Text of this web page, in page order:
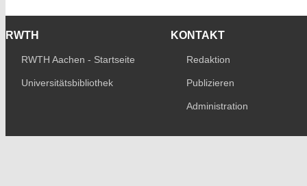
RWTH
RWTH Aachen - Startseite
Universitätsbibliothek
KONTAKT
Redaktion
Publizieren
Administration